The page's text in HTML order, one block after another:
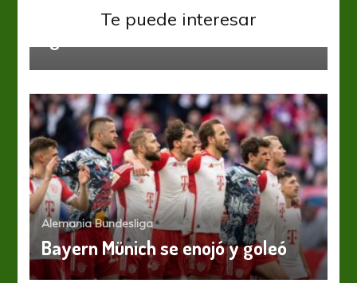
Te puede interesar
EPL: El clásico londinense fue
Alemania Bundesliga
Bayern Münich se enojó y goleó
Alemania Bundesliga
Bundesliga: Paliza de Dortmund en